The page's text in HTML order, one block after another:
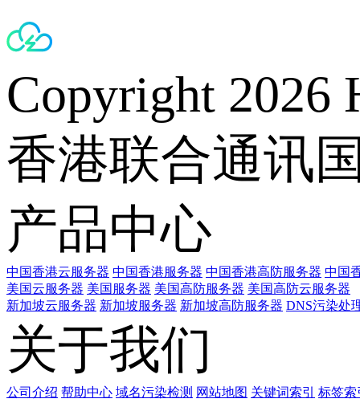
Copyright 2026
香港联合通讯
产品中心
中国香港云服务器 中国香港服务器 中国香港高防服务器 中国
美国云服务器 美国服务器 美国高防服务器 美国高防云服务器
新加坡云服务器 新加坡服务器 新加坡高防服务器 DNS污染处
关于我们
公司介绍 帮助中心 域名污染检测 网站地图 关键词索引 标签索